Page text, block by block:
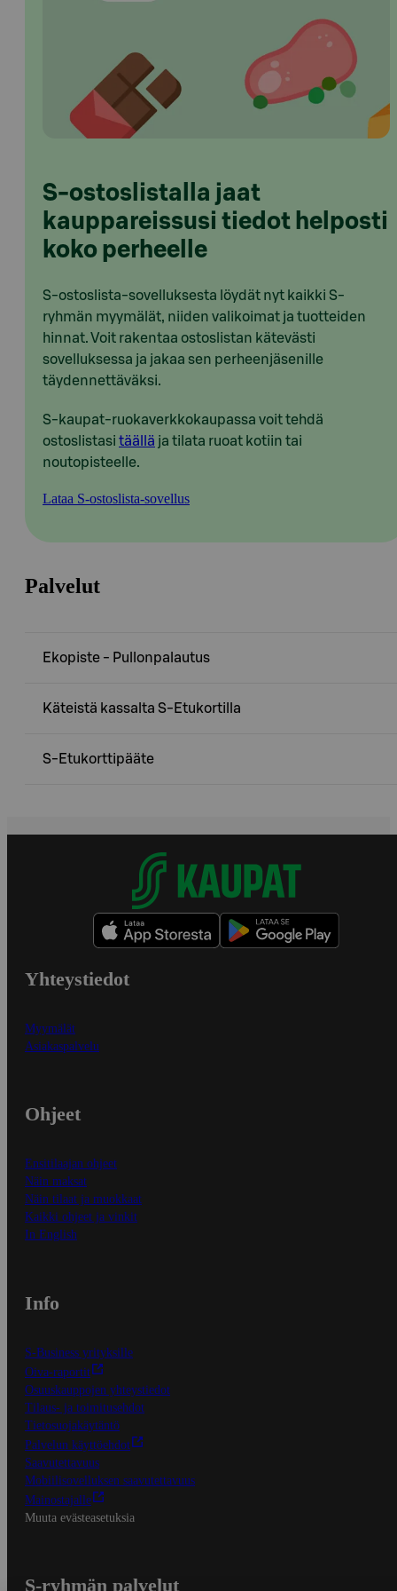
S-ostoslistalla jaat
kauppareissusi tiedot helposti
koko perheelle
S-ostoslista-sovelluksesta löydät nyt kaikki S-
ryhmän myymälät, niiden valikoimat ja tuotteiden
hinnat. Voit rakentaa ostoslistan kätevästi
sovelluksessa ja jakaa sen perheenjäsenille
täydennettäväksi.
S-kaupat-ruokaverkkokaupassa voit tehdä
ostoslistasi täällä ja tilata ruoat kotiin tai
noutopisteelle.
Lataa S-ostoslista-sovellus
Palvelut
Ekopiste - Pullonpalautus
Käteistä kassalta S-Etukortilla
S-Etukorttipääte
Yhteystiedot
Myymälät
Asiakaspalvelu
Ohjeet
Ensitilaajan ohjeet
Näin maksat
Näin tilaat ja muokkaat
Kaikki ohjeet ja vinkit
In English
Info
S-Business yrityksille
Oiva-raportit
Osuuskauppojen yhteystiedot
Tilaus- ja toimitusehdot
Tietosuojakäytäntö
Palvelun käyttöehdot
Saavutettavuus
Mobiilisovelluksen saavutettavuus
Mainostajalle
Muuta evästeasetuksia
S-ryhmän palvelut